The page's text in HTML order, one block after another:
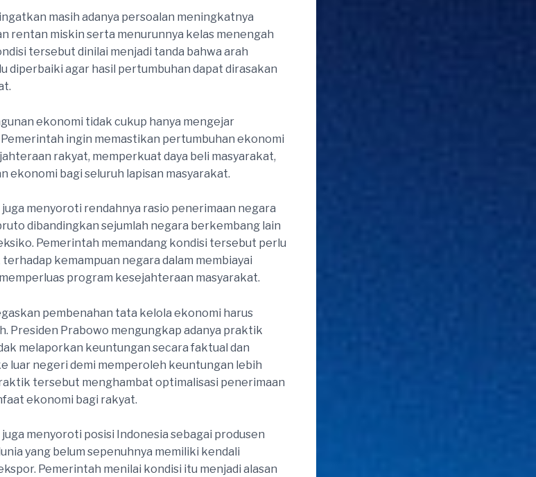
masih adanya persoalan meningkatnya
rentan miskin serta menurunnya kelas menengah
tersebut dinilai menjadi tanda bahwa arah
diperbaiki agar hasil pertumbuhan dapat dirasakan
ekonomi tidak cukup hanya mengejar
ingin memastikan pertumbuhan ekonomi
rakyat, memperkuat daya beli masyarakat,
ekonomi bagi seluruh lapisan masyarakat.
menyoroti rendahnya rasio penerimaan negara
dibandingkan sejumlah negara berkembang lain
Pemerintah memandang kondisi tersebut perlu
kemampuan negara dalam membiayai
program kesejahteraan masyarakat.
pembenahan tata kelola ekonomi harus
Presiden Prabowo mengungkap adanya praktik
melaporkan keuntungan secara faktual dan
luar negeri demi memperoleh keuntungan lebih
tersebut menghambat optimalisasi penerimaan
ekonomi bagi rakyat.
menyoroti posisi Indonesia sebagai produsen
yang belum sepenuhnya memiliki kendali
Pemerintah menilai kondisi itu menjadi alasan